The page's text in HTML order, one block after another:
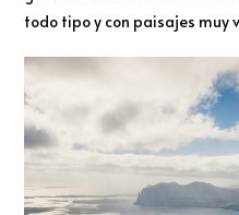
todo tipo y con paisajes muy